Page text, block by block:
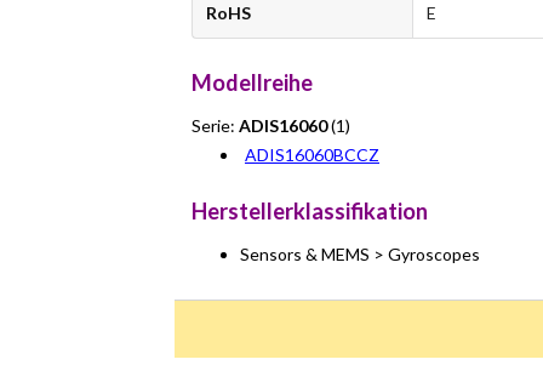
RoHS E
Modellreihe
Serie: ADIS16060(1)
ADIS16060BCCZ
Herstellerklassifikation
Sensors & MEMS > Gyroscopes